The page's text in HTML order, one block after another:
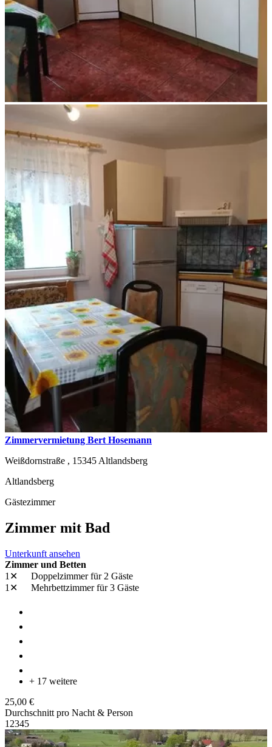
Zimmervermietung Bert Hosemann
Weißdornstraße , 15345 Altlandsberg
Altlandsberg
Gästezimmer
Zimmer mit Bad
Unterkunft ansehen
Zimmer und Betten
1✕
Doppelzimmerfür 2 Gäste
1✕
Mehrbettzimmerfür 3 Gäste
+ 17 weitere
25,00 €
Durchschnitt pro Nacht & Person
1 2345